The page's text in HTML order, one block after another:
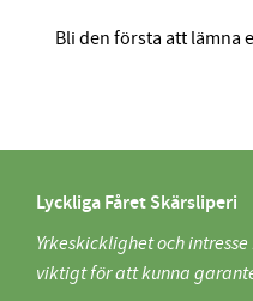
Bli den första att lämna
Lyckliga Fåret Skärsliperi
Yrkeskicklighet och
viktigt för att kunna